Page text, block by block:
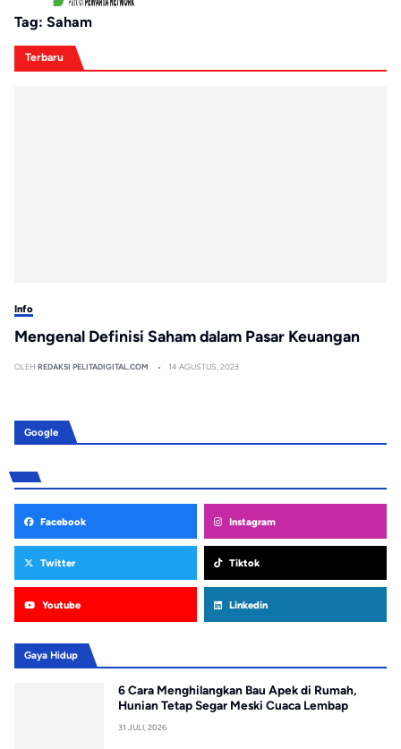
Tag: Saham
Terbaru
Info
Mengenal Definisi Saham dalam Pasar Keuangan
OLEH REDAKSI PELITADIGITAL.COM 14 AGUSTUS, 2023
Google
Facebook Instagram
Twitter Tiktok
Youtube Linkedin
Gaya Hidup
6 Cara Menghilangkan Bau Apek di Rumah,
Hunian Tetap Segar Meski Cuaca Lembap
31 JULI, 2026